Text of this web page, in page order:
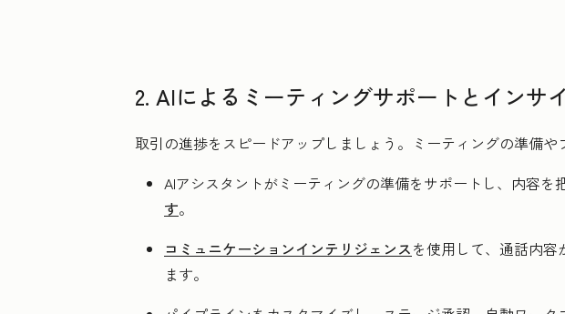
2. AIによるミーティングサポートとインサ
取引の進捗をスピードアップしましょう。ミーティングの準備
AIアシスタントがミーティングの準備をサポートし、内容を
す。
コミュニケーションインテリジェンスを使用して、通話内
ます。